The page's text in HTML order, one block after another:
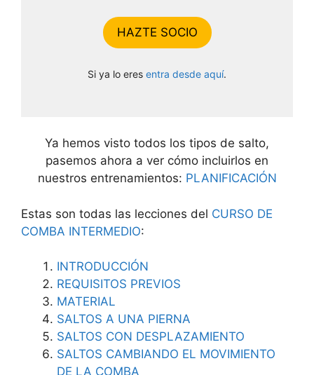
HAZTE SOCIO
Si ya lo eres entra desde aquí.
Ya hemos visto todos los tipos de salto,
pasemos ahora a ver cómo incluirlos en
nuestros entrenamientos: PLANIFICACIÓN
Estas son todas las lecciones del CURSO DE
COMBA INTERMEDIO:
INTRODUCCIÓN
REQUISITOS PREVIOS
MATERIAL
SALTOS A UNA PIERNA
SALTOS CON DESPLAZAMIENTO
SALTOS CAMBIANDO EL MOVIMIENTO
DE LA COMBA